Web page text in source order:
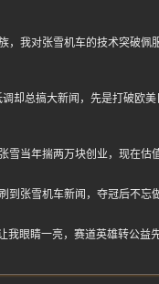
，我对张雪机车的技术突破佩
调却总搞大新闻，先是打破欧
雪当年揣两万块创业，现在估
到张雪机车新闻，夺冠后不忘
我眼睛一亮，赛道英雄转公益